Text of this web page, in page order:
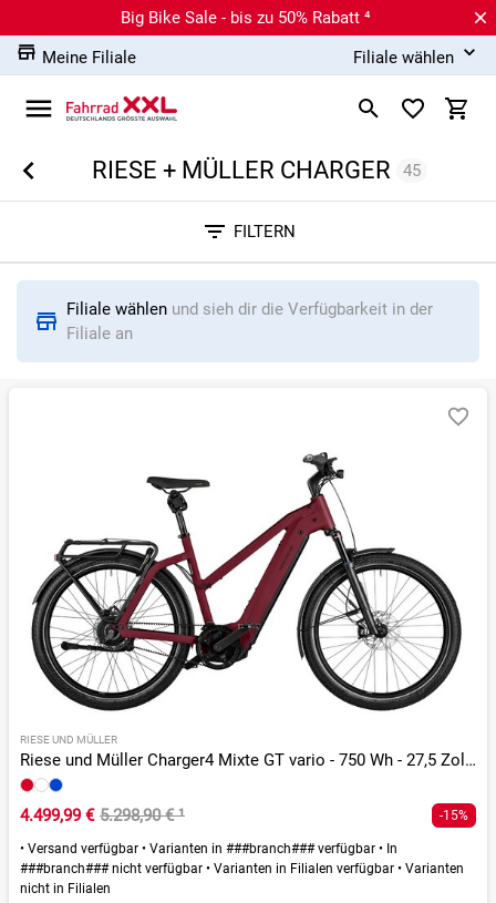
Big Bike Sale - bis zu 50% Rabatt ⁴
Meine Filiale
Filiale wählen
RIESE + MÜLLER CHARGER 45
FILTERN
Filiale wählen und sieh dir die Verfügbarkeit in der
Filiale an
RIESE UND MÜLLER
Riese und Müller Charger4 Mixte GT vario - 750 Wh - 27,5 Zoll - Trapez - 2026
4.499,99 € 5.298,90 €¹ -15%
• Versand verfügbar • Varianten in ###branch### verfügbar • In
###branch### nicht verfügbar • Varianten in Filialen verfügbar • Varianten
nicht in Filialen